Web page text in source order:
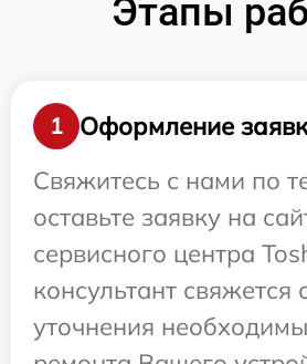
Этапы
1
Оформление
Свяжитесь с нами по
оставьте заявку на
сервисного центра
консультант свяжется
уточнения